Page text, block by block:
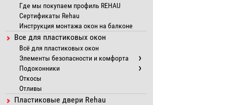
Где мы покупаем профиль REHAU
Сертификаты Rehau
Инструкция монтажа окон на балконе
Все для пластиковых окон
Всё для пластиковых окон
Элементы безопасности и комфорта
Подоконники
Откосы
Отливы
Пластиковые двери Rehau